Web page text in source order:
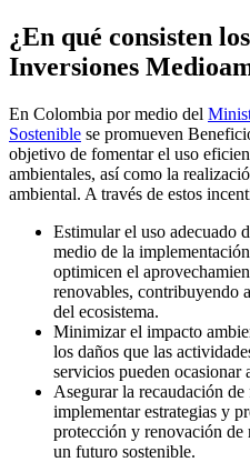
¿En qué consisten
Inversiones
En Colombia por medio del
Sostenible se promueven
objetivo de fomentar el uso
ambientales, así como la
ambiental. A través de estos
Estimular el uso adecuado
medio de la
optimicen el
renovables, contribuyendo
del ecosistema.
Minimizar el impacto
los daños que las
servicios pueden ocasionar
Asegurar la recaudación
implementar estrategias y
protección y renovación de
un futuro sostenible.